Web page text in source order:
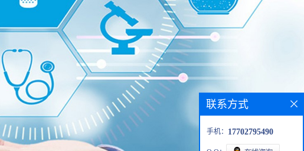
联系方式
手机： 17702795490